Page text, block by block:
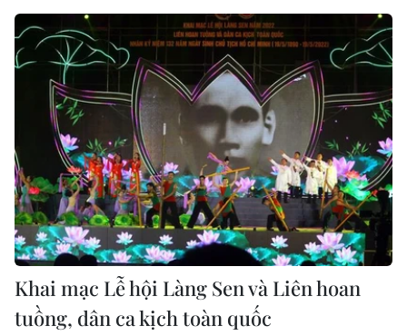
Khai mạc Lễ hội Làng Sen và Liên hoan
tuồng, dân ca kịch toàn quốc